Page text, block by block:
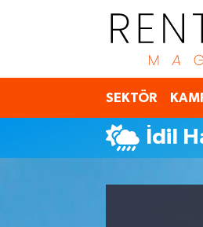
SEKTÖR
İdil
İstanbul Nöbetçi
İstanbul Hava Durumu
İstanbul Namaz Vakitleri
Süper Lig Puan Durumu